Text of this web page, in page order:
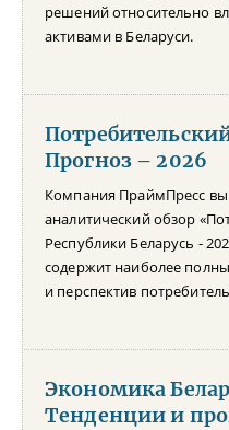
решений относительно
активами в Беларуси.
Прогноз – 2026
Компания ПраймПресс
аналитический обзор
Республики Беларусь -
содержит наиболее
и перспектив
Экономика
Тенденции и